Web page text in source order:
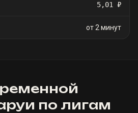
5,01 ₽
от 2 минут
по лигам